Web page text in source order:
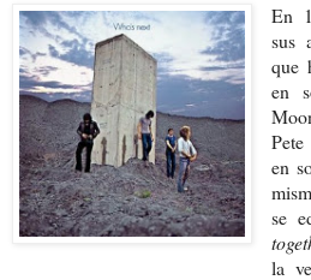
En
sus
que
en
en
se
la